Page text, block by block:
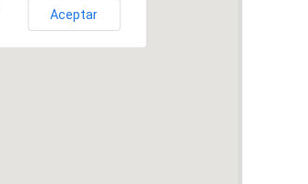
Aceptar